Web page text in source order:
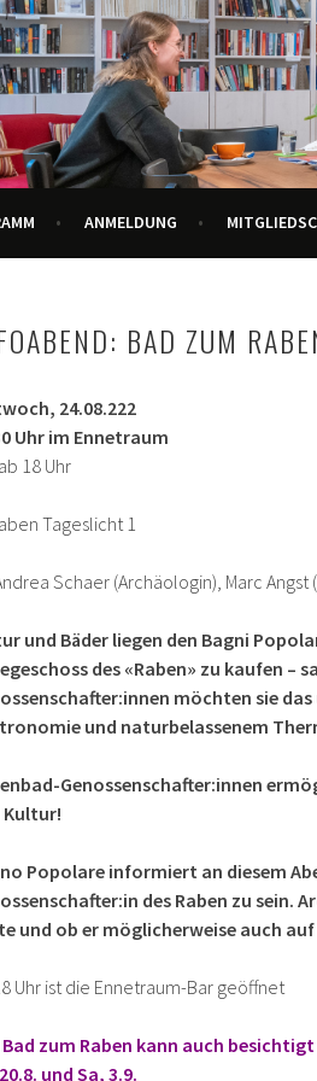
–
FÜR ALLE
ANMELDUNG
BAD ZUM
24.08.222
Uhr im Ennetraum
18 Uhr
Schaer (Archäologin), Marc
und Bäder liegen den Bagni
des «Raben» zu kaufen
möchten sie
und naturbelassenem
Genossenschafter:innen
Kultur!
Popolare informiert an diesem
des Raben zu sein.
und ob er möglicherweise auch
Uhr ist die Ennetraum-Bar geöffnet
Bad zum Raben kann auch
und Sa, 3.9.